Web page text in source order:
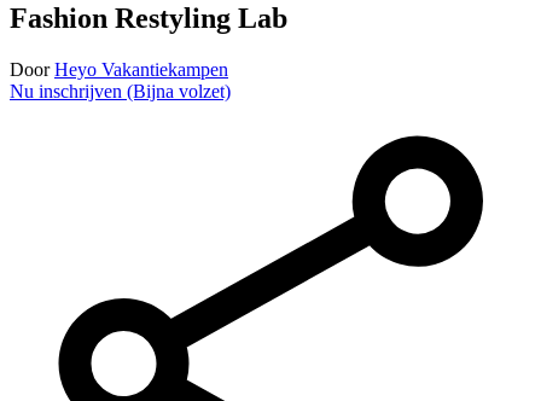
Fashion Restyling Lab
Door Heyo Vakantiekampen
Nu inschrijven (Bijna volzet)